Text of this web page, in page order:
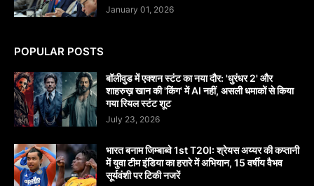
January 01, 2026
POPULAR POSTS
बॉलीवुड में एक्शन स्टंट का नया दौर: 'धुरंधर 2' और
शाहरुख़ खान की 'किंग' में AI नहीं, असली धमाकों से किया
गया रियल स्टंट शूट
July 23, 2026
भारत बनाम जिम्बाब्वे 1st T20I: श्रेयस अय्यर की कप्तानी
में युवा टीम इंडिया का हरारे में अभियान, 15 वर्षीय वैभव
सूर्यवंशी पर टिकी नजरें